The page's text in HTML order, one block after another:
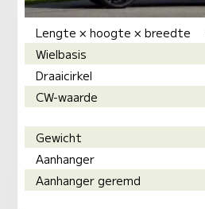
Lengte × hoogte × breedte
Wielbasis
Draaicirkel
CW-waarde
Gewicht
Aanhanger
Aanhanger geremd